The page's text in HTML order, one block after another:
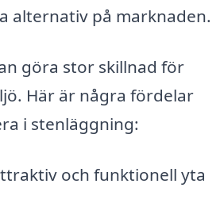
alternativ på marknaden.
göra stor skillnad för
Här är några fördelar
i stenläggning:
och funktionell yta